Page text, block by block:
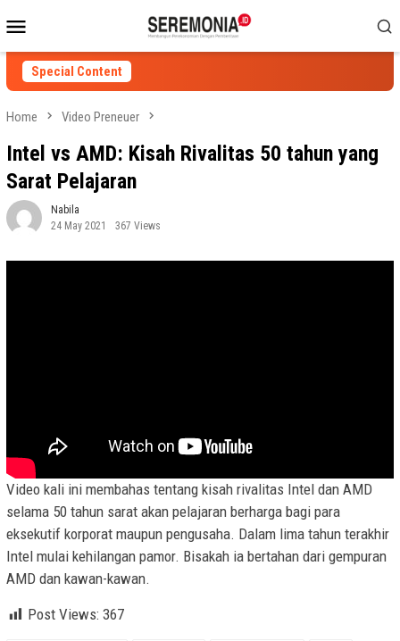
to
contentMenu
Special Content
Home Video Preneuer
Intel vs AMD: Kisah Rivalitas 50 tahun yang
Sarat Pelajaran
Nabila
24 May 2021
367 Views
Video kali ini membahas tentang kisah rivalitas Intel dan AMD
selama 50 tahun sarat akan pelajaran berharga bagi para
eksekutif korporat maupun pengusaha. Dalam lima tahun terakhir
Intel mulai kehilangan pamor. Bisakah ia bertahan dari gempuran
AMD dan kawan-kawan.
Post Views: 367